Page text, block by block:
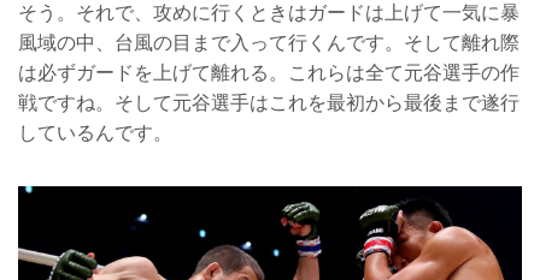
そう。それで、攻めに行くときはガードは上げて一気に暴
風域の中、台風の目まで入って行くんです。そして離れ際
は必ずガードを上げて離れる。これらは全て元谷選手の作
戦ですね。そして元谷選手はこれを最初から最後まで遂行
しているんです。